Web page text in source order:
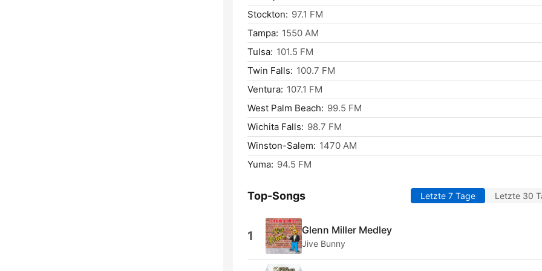
Stockton: 97.1 FM
Tampa: 1550 AM
Tulsa: 101.5 FM
Twin Falls: 100.7 FM
Ventura: 107.1 FM
West Palm Beach: 99.5 FM
Wichita Falls: 98.7 FM
Winston-Salem: 1470 AM
Yuma: 94.5 FM
Top-Songs Letzte 7 Tage Letzte 30
1 Glenn Miller Medley
Jive Bunny